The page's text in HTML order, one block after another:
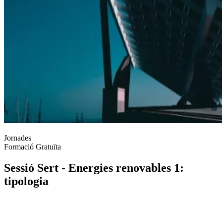
Jornades
Formació Gratuïta
Sessió Sert - Energies renovables 1:
tipologia